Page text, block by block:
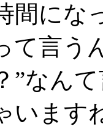
間にな
て言う
”なん
います